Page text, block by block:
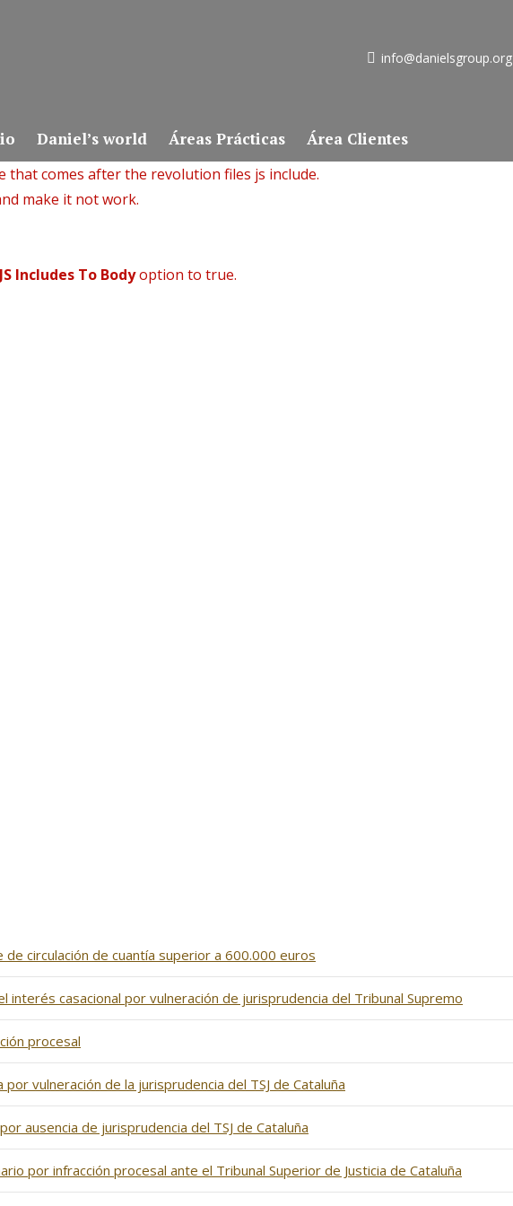
info@danielsgroup.org
Daniel’s world Áreas Prácticas Área Clientes
that comes after the revolution files js include.
make it not work.
Includes To Bodyoption to true.
circulación de cuantía superior a 600.000 euros
casacional por vulneración de jurisprudencia del Tribunal Supremo
procesal
vulneración de la jurisprudencia del TSJ de Cataluña
ausencia de jurisprudencia del TSJ de Cataluña
por infracción procesal ante el Tribunal Superior de Justicia de Cataluña